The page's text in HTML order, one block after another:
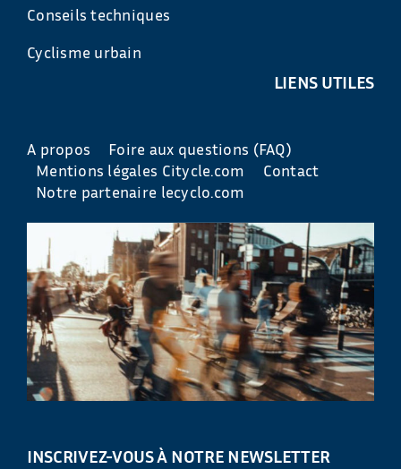
Conseils techniques
Cyclisme urbain
LIENS UTILES
A propos
Foire aux questions (FAQ)
Mentions légales Citycle.com
Contact
Notre partenaire lecyclo.com
INSCRIVEZ-VOUS À NOTRE NEWSLETTER